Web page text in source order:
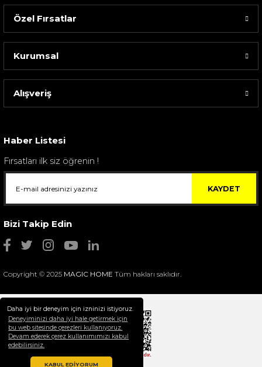
Daha iyi bir deneyim için izninizi istiyoruz.
Deneyiminizi daha iyi hale getirmek için
bu web sitesinde çerezleri kullanıyoruz.
Devam ederek çerez kullanımımızı kabul
edebilirsiniz.
KABUL EDİYORUM
Sarev Elfıda Flanel Nevresim Takımı Çift Kişili...
Selim Dekor Chain 15x20 Çerçeve Vizon
1.595,00 TL
Özel Fırsatlar
Kurumsal
Alışveriş
Haber Listesi
Fırsatları ilk siz öğrenin !
KAYDET
Bizi Takip Edin
Copyright © 2025 MAGIC HOME Tüm hakları saklıdır.